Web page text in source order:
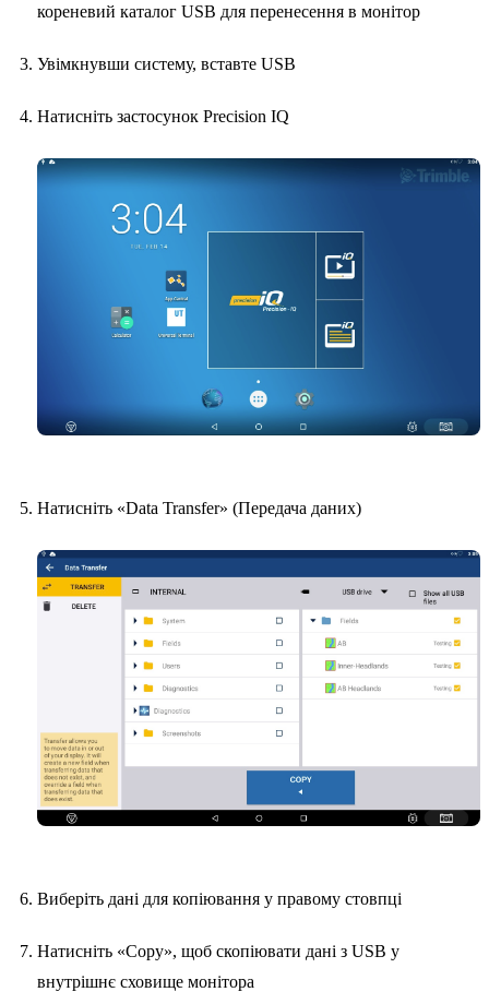
кореневий каталог USB для перенесення в монітор
Увімкнувши систему, вставте USB
Натисніть застосунок Precision IQ
Натисніть «Data Transfer» (Передача даних)
Виберіть дані для копіювання у правому стовпці
Натисніть «Copy», щоб скопіювати дані з USB у
внутрішнє сховище монітора